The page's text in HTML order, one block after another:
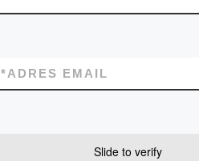
ADRES EMAIL
*
Slide to verify